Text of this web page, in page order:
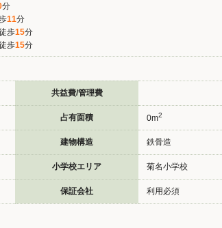
分
11分
歩15分
歩15分
共益費/管理費
占有面積 0m2
建物構造 鉄骨造
小学校エリア 菊名小学校
保証会社 利用必須